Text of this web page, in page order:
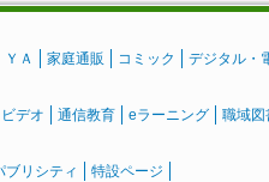
ＹＡ 家庭通販 コミック デジタル・
デオ 通信教育 eラーニング 職域図
ブリシティ 特設ページ